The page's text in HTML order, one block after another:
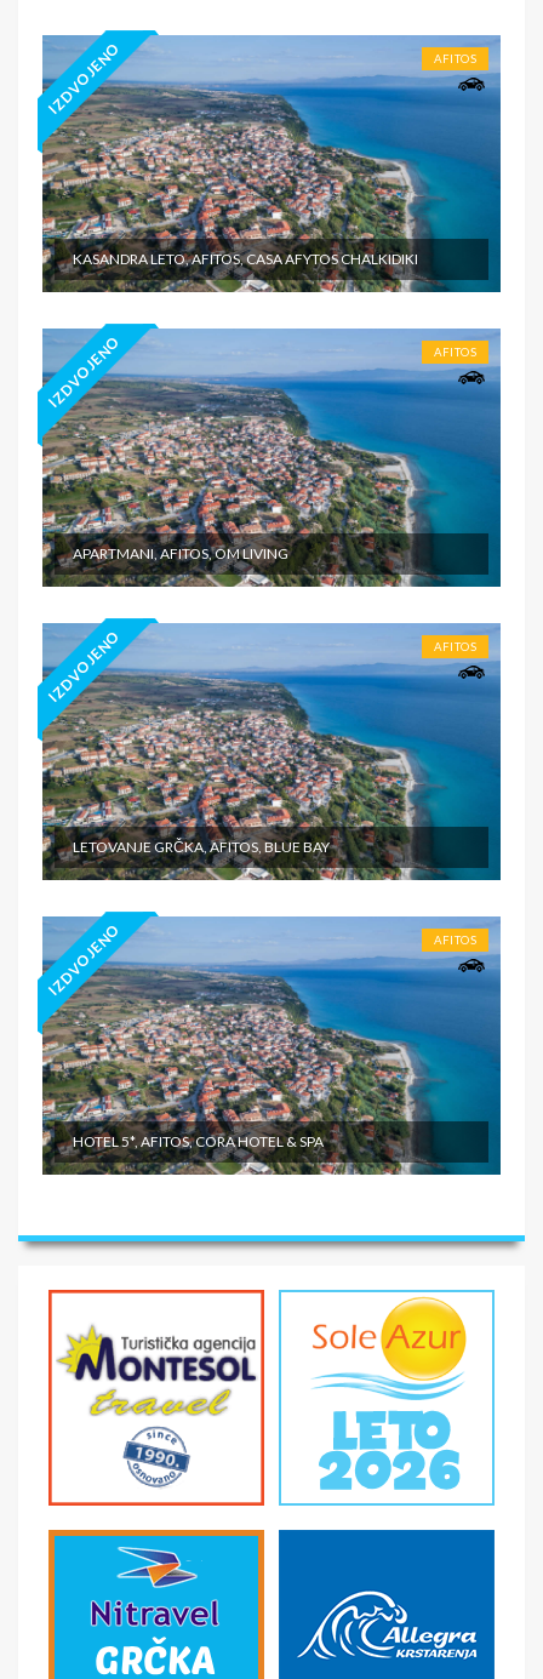
IZDVOJENO AFITOS
KASANDRA LETO, AFITOS, CASA AFYTOS CHALKIDIKI
IZDVOJENO AFITOS
APARTMANI, AFITOS, OM LIVING
IZDVOJENO AFITOS
LETOVANJE GRČKA, AFITOS, BLUE BAY
IZDVOJENO AFITOS
HOTEL 5*, AFITOS, CORA HOTEL & SPA